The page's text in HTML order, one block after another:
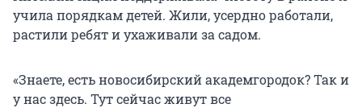
учила порядкам детей. Жили, усердно работали,
растили ребят и ухаживали за садом.
«Знаете, есть новосибирский академгородок? Так и
у нас здесь. Тут сейчас живут все